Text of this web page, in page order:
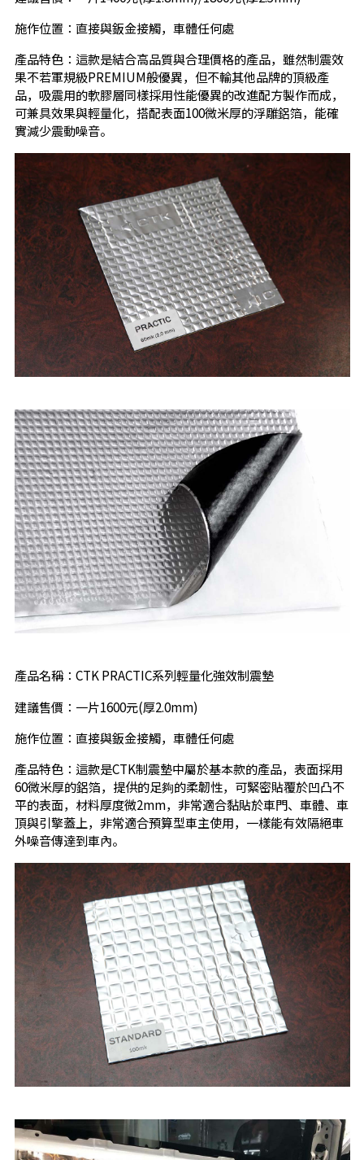
施作位置：直接與鈑金接觸，車體任何處
產品特色：這款是結合高品質與合理價格的產品，雖然制震效
果不若軍規級PREMIUM般優異，但不輸其他品牌的頂級產
品，吸震用的軟膠層同樣採用性能優異的改進配方製作而成，
可兼具效果與輕量化，搭配表面100微米厚的浮雕鋁箔，能確
實減少震動噪音。
產品名稱：CTK PRACTIC系列輕量化強效制震墊
建議售價：一片1600元(厚2.0mm)
施作位置：直接與鈑金接觸，車體任何處
產品特色：這款是CTK制震墊中屬於基本款的產品，表面採用
60微米厚的鋁箔，提供的足夠的柔韌性，可緊密貼覆於凹凸不
平的表面，材料厚度微2mm，非常適合黏貼於車門、車體、車
頂與引擎蓋上，非常適合預算型車主使用，一樣能有效隔絕車
外噪音傳達到車內。